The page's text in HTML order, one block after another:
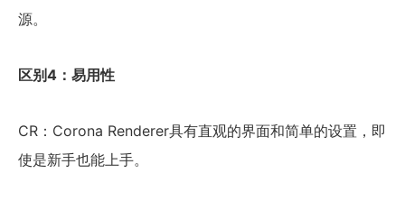
源。
区别4：易用性
CR：Corona Renderer具有直观的界面和简单的设置，即
使是新手也能上手。